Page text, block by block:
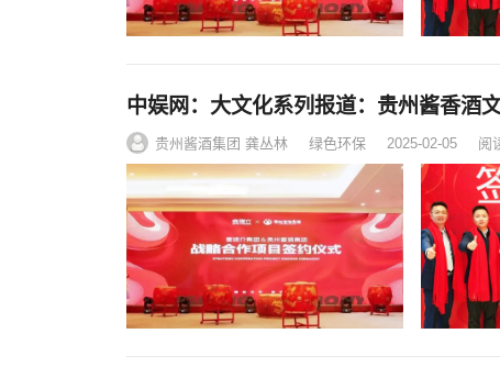
中娱网：大文化系列报道：贵州酱香酒
贵州酱酒集团 龚丛林 绿色环保 2025-02-05 阅